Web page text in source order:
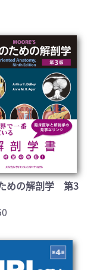
めの解剖学 第3